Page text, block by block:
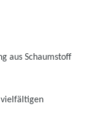
aus Schaumstoff
vielfältigen